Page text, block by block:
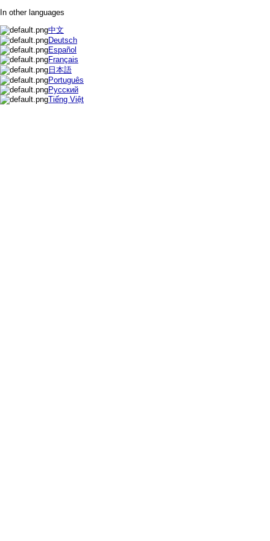
In other languages
中文
Deutsch
Español
Français
日本語
Português
Русский
Tiếng Việt